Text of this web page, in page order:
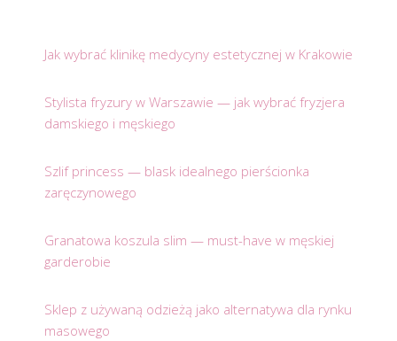
Jak wybrać klinikę medycyny estetycznej w Krakowie
Stylista fryzury w Warszawie — jak wybrać fryzjera
damskiego i męskiego
Szlif princess — blask idealnego pierścionka
zaręczynowego
Granatowa koszula slim — must-have w męskiej
garderobie
Sklep z używaną odzieżą jako alternatywa dla rynku
masowego